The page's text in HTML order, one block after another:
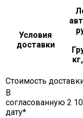
Условия
доставки
Стоимость
В
согласованную
дату*
2